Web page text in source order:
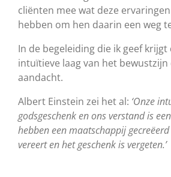
cliënten mee wat deze
hebben om hen daarin een weg
In de begeleiding die ik geef krijgt
intuïtieve laag van het bewustzijn
aandacht.
Albert Einstein zei het al: ‘Onze
godsgeschenk en ons verstand is
hebben een maatschappij
vereert en het geschenk is vergeten.’